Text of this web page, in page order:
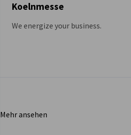
Koelnmesse
We energize your business.
Mehr ansehen